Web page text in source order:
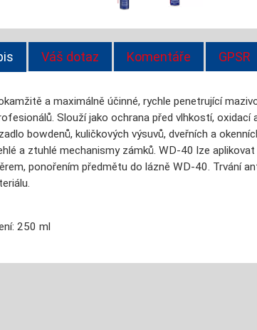
Váš dotaz Komentáře GPSR
a maximálně účinné, rychle penetrující
Slouží jako ochrana před vlhkostí,
bowdenů, kuličkových výsuvů, dveřních a
a ztuhlé mechanismy zámků. WD-40 lze
ponořením předmětu do lázně WD-40. Trvání
250 ml